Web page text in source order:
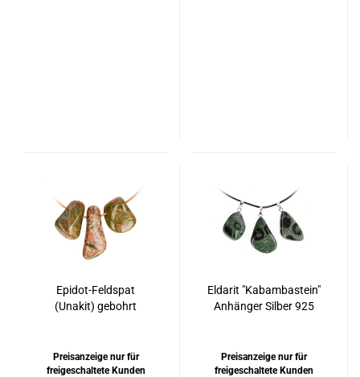
Epidot-Feldspat
(Unakit) gebohrt
Preisanzeige nur für
freigeschaltete Kunden
Eldarit "Kabambastein"
Anhänger Silber 925
Preisanzeige nur für
freigeschaltete Kunden